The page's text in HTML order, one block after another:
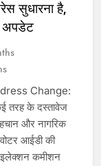
सुधारना है,
अपडेट
Change:
तरह के दस्तावेज
और नागरिक
आईडी की
इलेक्शन कमीशन